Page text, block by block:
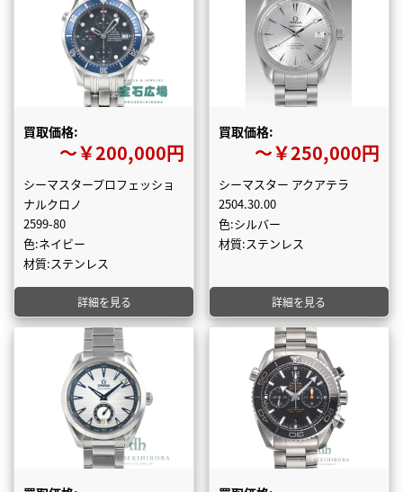
買取価格:
〜￥200,000円
シーマスタープロフェッショ
ナルクロノ
2599-80
色:ネイビー
材質:ステンレス
詳細を見る
買取価格:
〜￥250,000円
シーマスター アクアテラ
2504.30.00
色:シルバー
材質:ステンレス
詳細を見る